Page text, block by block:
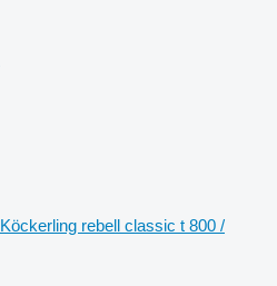
Köckerling rebell classic t 800 /